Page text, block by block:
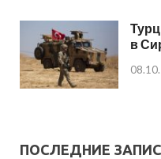
в
ПОСЛЕДНИЕ